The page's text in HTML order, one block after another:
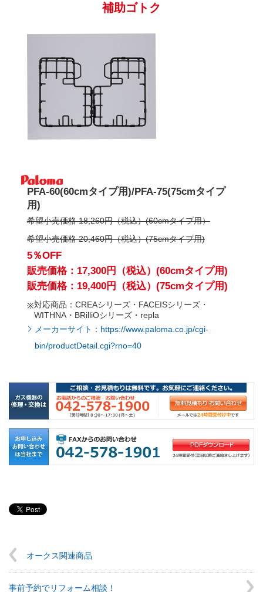
補助ゴトク
PFA-60(60cmタイプ用)/PFA-75(75cmタイプ
用)
希望小売価格 18,260円（税込）(60cmタイプ用）
希望小売価格 20,460円（税込）(75cmタイプ用)
5％OFF
販売価格：17,300円（税込）(60cmタイプ用)
販売価格：19,400円（税込）(75cmタイプ用)
対応商品：CREAシリーズ・FACEISシリーズ・
WITHNA・BRilliOシリーズ・repla
メーカーサイト：https://www.paloma.co.jp/cgi-
bin/productDetail.cgi?rno=40
オークス関連商品
事前予約でリフォーム相談！